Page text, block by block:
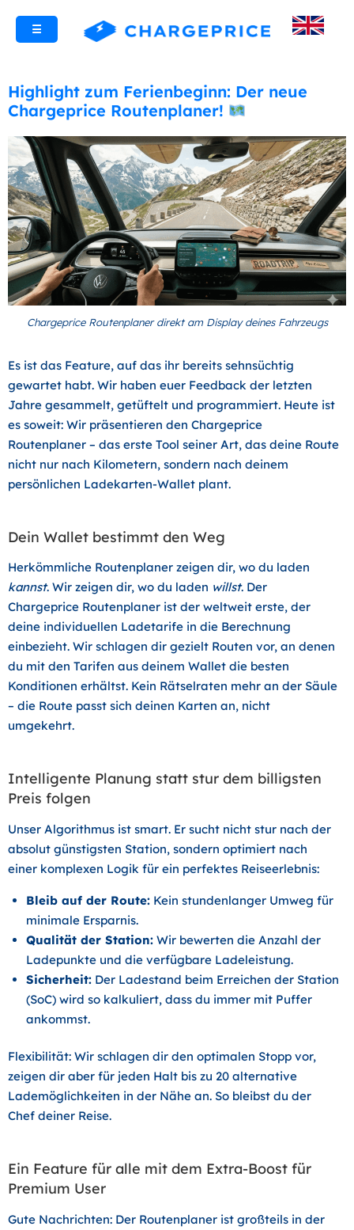
☰
Highlight zum Ferienbeginn: Der neue
Chargeprice Routenplaner!
Chargeprice Routenplaner direkt am Display deines Fahrzeugs
Es ist das Feature, auf das ihr bereits sehnsüchtig
gewartet habt. Wir haben euer Feedback der letzten
Jahre gesammelt, getüftelt und programmiert. Heute ist
es soweit: Wir präsentieren den Chargeprice
Routenplaner – das erste Tool seiner Art, das deine Route
nicht nur nach Kilometern, sondern nach deinem
persönlichen Ladekarten-Wallet plant.
Dein Wallet bestimmt den Weg
Herkömmliche Routenplaner zeigen dir, wo du laden
kannst. Wir zeigen dir, wo du laden willst. Der
Chargeprice Routenplaner ist der weltweit erste, der
deine individuellen Ladetarife in die Berechnung
einbezieht. Wir schlagen dir gezielt Routen vor, an denen
du mit den Tarifen aus deinem Wallet die besten
Konditionen erhältst. Kein Rätselraten mehr an der Säule
– die Route passt sich deinen Karten an, nicht
umgekehrt.
Intelligente Planung statt stur dem billigsten
Preis folgen
Unser Algorithmus ist smart. Er sucht nicht stur nach der
absolut günstigsten Station, sondern optimiert nach
einer komplexen Logik für ein perfektes Reiseerlebnis:
Bleib auf der Route:Kein stundenlanger Umweg für
minimale Ersparnis.
Qualität der Station:Wir bewerten die Anzahl der
Ladepunkte und die verfügbare Ladeleistung.
Sicherheit:Der Ladestand beim Erreichen der Station
(SoC) wird so kalkuliert, dass du immer mit Puffer
ankommst.
Flexibilität: Wir schlagen dir den optimalen Stopp vor,
zeigen dir aber für jeden Halt bis zu 20 alternative
Lademöglichkeiten in der Nähe an. So bleibst du der
Chef deiner Reise.
Ein Feature für alle mit dem Extra-Boost für
Premium User
Gute Nachrichten: Der Routenplaner ist großteils in der